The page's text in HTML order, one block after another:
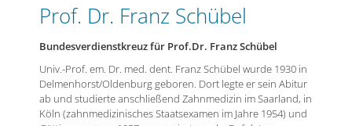
Prof. Dr. Franz Schübel
Bundesverdienstkreuz für Prof.Dr. Franz Schübel
Univ.-Prof. em. Dr. med. dent. Franz Schübel wurde 1930 in
Delmenhorst/Oldenburg geboren. Dort legte er sein Abitur
ab und studierte anschließend Zahnmedizin im Saarland, in
Köln (zahnmedizinisches Staatsexamen im Jahre 1954) und